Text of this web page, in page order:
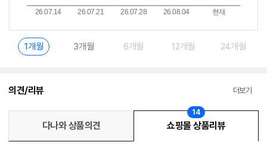
1개월 3개월 6개월 12개월 24개월
의견/리뷰 더보기
다나와 상품의견 쇼핑몰 상품리뷰
14